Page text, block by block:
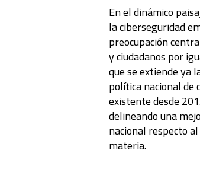
En el dinámico
la ciberseguridad
preocupación
y ciudadanos por
que se extiende ya
política nacional de
existente desde
delineando una
nacional respecto
materia.